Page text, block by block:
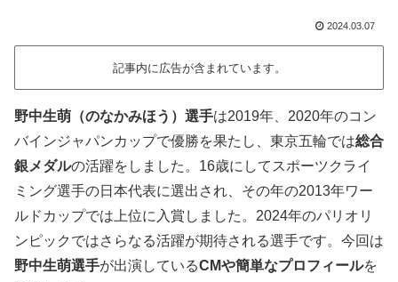
2024.03.07
記事内に広告が含まれています。
野中生萌（のなかみほう）選手は2019年、2020年のコン
バインジャパンカップで優勝を果たし、東京五輪では総合
銀メダルの活躍をしました。16歳にしてスポーツクライ
ミング選手の日本代表に選出され、その年の2013年ワー
ルドカップでは上位に入賞しました。2024年のパリオリ
ンピックではさらなる活躍が期待される選手です。今回は
野中生萌選手が出演しているCMや簡単なプロフィールを